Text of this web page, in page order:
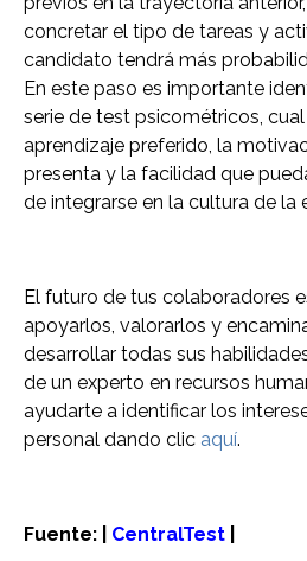
concretar el tipo de tareas y
candidato tendrá más
En este paso es importante
serie de test psicométricos,
aprendizaje preferido, la
presenta y la facilidad que
de integrarse en la cultura de la
El futuro de tus colaboradores
apoyarlos, valorarlos y
desarrollar todas sus
de un experto en recursos
ayudarte a identificar los
personal dando clic aquí.
Fuente: | CentralTest